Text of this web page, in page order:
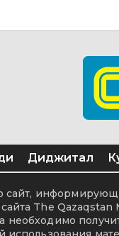
Диджитал
The
необходимо